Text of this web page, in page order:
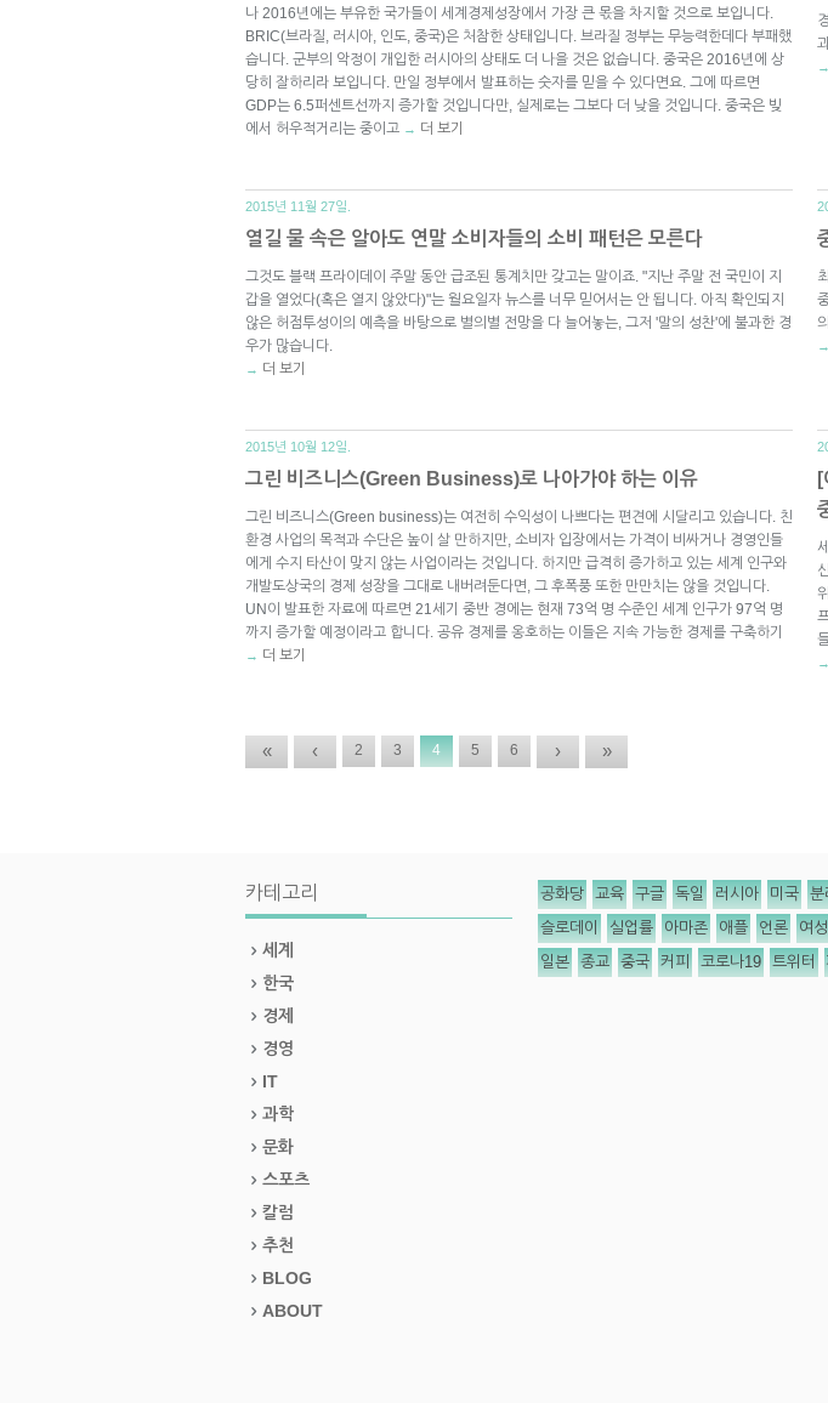
나 2016년에는 부유한 국가들이 세계경제성장에서 가장 큰 몫을 차지할 것으로 보입니다.
BRIC(브라질, 러시아, 인도, 중국)은 처참한 상태입니다. 브라질 정부는 무능력한데다 부패했
습니다. 군부의 악정이 개입한 러시아의 상태도 더 나을 것은 없습니다. 중국은 2016년에 상
당히 잘하리라 보입니다. 만일 정부에서 발표하는 숫자를 믿을 수 있다면요. 그에 따르면
GDP는 6.5퍼센트선까지 증가할 것입니다만, 실제로는 그보다 더 낮을 것입니다. 중국은 빚
에서 허우적거리는 중이고 → 더 보기
→
2015년 11월 27일.
열길 물 속은 알아도 연말 소비자들의 소비 패턴은 모른다
그것도 블랙 프라이데이 주말 동안 급조된 통계치만 갖고는 말이죠. "지난 주말 전 국민이 지
갑을 열었다(혹은 열지 않았다)"는 월요일자 뉴스를 너무 믿어서는 안 됩니다. 아직 확인되지
않은 허점투성이의 예측을 바탕으로 별의별 전망을 다 늘어놓는, 그저 '말의 성찬'에 불과한 경
우가 많습니다.
→ 더 보기
→
2015년 10월 12일.
그린 비즈니스(Green Business)로 나아가야 하는 이유
그린 비즈니스(Green business)는 여전히 수익성이 나쁘다는 편견에 시달리고 있습니다. 친
환경 사업의 목적과 수단은 높이 살 만하지만, 소비자 입장에서는 가격이 비싸거나 경영인들
에게 수지 타산이 맞지 않는 사업이라는 것입니다. 하지만 급격히 증가하고 있는 세계 인구와
개발도상국의 경제 성장을 그대로 내버려둔다면, 그 후폭풍 또한 만만치는 않을 것입니다.
UN이 발표한 자료에 따르면 21세기 중반 경에는 현재 73억 명 수준인 세계 인구가 97억 명
까지 증가할 예정이라고 합니다. 공유 경제를 옹호하는 이들은 지속 가능한 경제를 구축하기
→ 더 보기 →
« ‹ 2 3 4 5 6 › »
카테고리
세계
한국
경제
경영
IT
과학
문화
스포츠
칼럼
추천
BLOG
ABOUT
공화당 교육 구글 독일 러시아 미국 분
슬로데이 실업률 아마존 애플 언론 여성
일본 종교 중국 커피 코로나19 트위터